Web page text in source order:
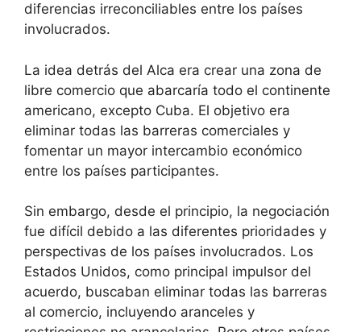
diferencias irreconciliables entre los países
involucrados.
La idea detrás del Alca era crear una zona de
libre comercio que abarcaría todo el continente
americano, excepto Cuba. El objetivo era
eliminar todas las barreras comerciales y
fomentar un mayor intercambio económico
entre los países participantes.
Sin embargo, desde el principio, la negociación
fue difícil debido a las diferentes prioridades y
perspectivas de los países involucrados. Los
Estados Unidos, como principal impulsor del
acuerdo, buscaban eliminar todas las barreras
al comercio, incluyendo aranceles y